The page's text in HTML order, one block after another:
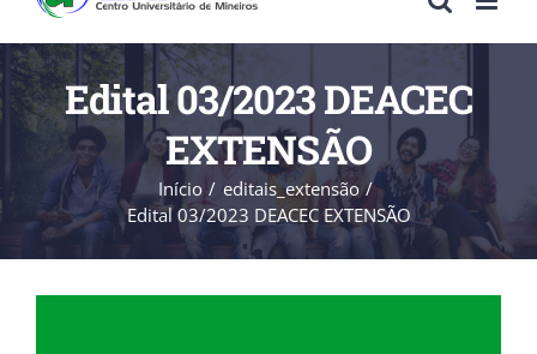
Edital 03/2023 DEACEC
EXTENSÃO
Início
editais_extensão
Edital 03/2023 DEACEC EXTENSÃO